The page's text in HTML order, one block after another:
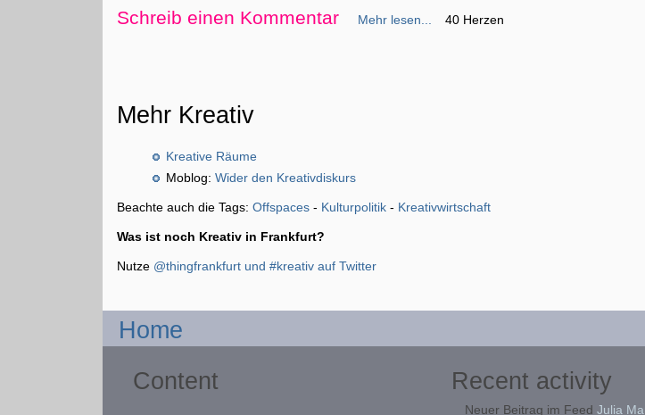
Schreib einen Kommentar Mehr lesen... 40 Herzen
Mehr Kreativ
Kreative Räume
Moblog:Wider den Kreativdiskurs
Beachte auch die Tags:Offspaces - Kulturpolitik - Kreativwirtschaft
Was ist noch Kreativ in Frankfurt?
Nutze @thingfrankfurt und#kreativ auf Twitter
Home
Content
Recent activity
Neuer Beitrag im Feed Julia